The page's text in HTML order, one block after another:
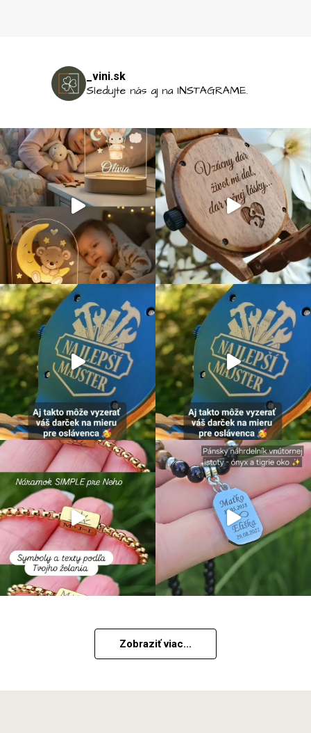
_vini.sk
Sledujte nás aj na INSTAGRAME.
Zobraziť viac...